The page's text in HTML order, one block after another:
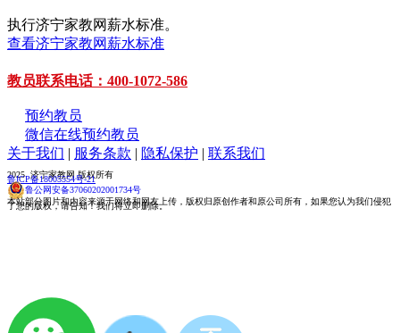
执行济宁家教网薪水标准。
查看济宁家教网薪水标准
教员联系电话：400-1072-586
预约教员
微信在线预约教员
关于我们 | 服务条款 | 隐私保护 | 联系我们
2025 济宁家教网 版权所有
鲁ICP备18005554号-21
鲁公网安备37060202001734号
本站部分图片和内容来源于网络和网友上传，版权归原创作者和原公司所有，如果您认为我们侵犯
了您的版权，请告知！我们将立即删除。